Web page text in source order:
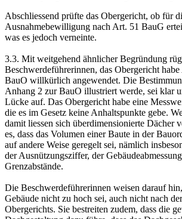
Abschliessend prüfte das Obergericht, ob für
Ausnahmebewilligung nach Art. 51 BauG
was es jedoch verneinte.
3.3. Mit weitgehend ähnlicher Begründung
Beschwerdeführerinnen, das Obergericht
BauO willkürlich angewendet. Die
Anhang 2 zur BauO illustriert werde, sei klar
Lücke auf. Das Obergericht habe eine
die es im Gesetz keine Anhaltspunkte gebe.
damit liessen sich überdimensionierte Dächer
es, dass das Volumen einer Baute in der
auf andere Weise geregelt sei, nämlich
der Ausnützungsziffer, der
Grenzabstände.
Die Beschwerdeführerinnen weisen darauf
Gebäude nicht zu hoch sei, auch nicht nach
Obergerichts. Sie bestreiten zudem, dass die